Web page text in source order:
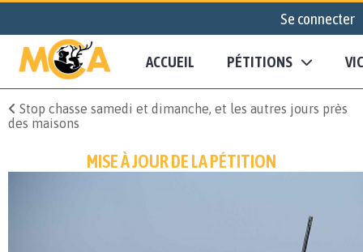
Se connecter
ACCUEIL PÉTITIONS
Stop chasse samedi et dimanche, et les autres jours près
des maisons
MISE À JOUR DE LA PÉTITION